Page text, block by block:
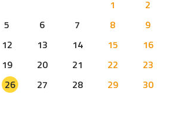
1
2
5 6 7 8
9
12 13 14 15
16
19 20 21 22
23
26 27 28 29
30